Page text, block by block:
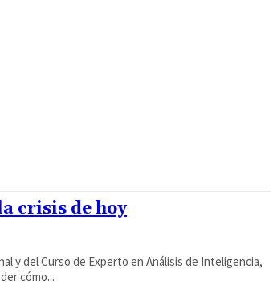
crisis de hoy
y del Curso de Experto en Análisis de Inteligencia,
cómo...